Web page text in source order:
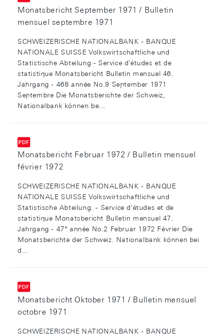
Monatsbericht September 1971 / Bulletin
mensuel septembre 1971
SCHWEIZERISCHE NATIONALBANK - BANQUE
NATIONALE SUISSE Volkswirtschaftliche und
Statistische Abteilung - Service d'études et de
statistique Monatsbericht Bulletin mensuel 46.
Jahrgang - 468 année No.9 September 1971
Septembre Die Monatsberichte der Schweiz,
Nationalbank können be...
Monatsbericht Februar 1972 / Bulletin mensuel
février 1972
SCHWEIZERISCHE NATIONALBANK - BANQUE
NATIONALE SUISSE Volkswirtschaftliche und
Statistische Abteilung. - Service d'études et de
statistique Monatsbericht Bulletin mensuel 47.
Jahrgang - 47° année No.2 Februar 1972 Février Die
Monatsberichte der Schweiz. Nationalbank können bei
d...
Monatsbericht Oktober 1971 / Bulletin mensuel
octobre 1971
SCHWEIZERISCHE NATIONALBANK - BANQUE